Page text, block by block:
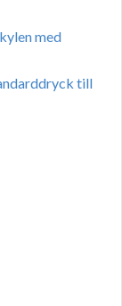
med
till